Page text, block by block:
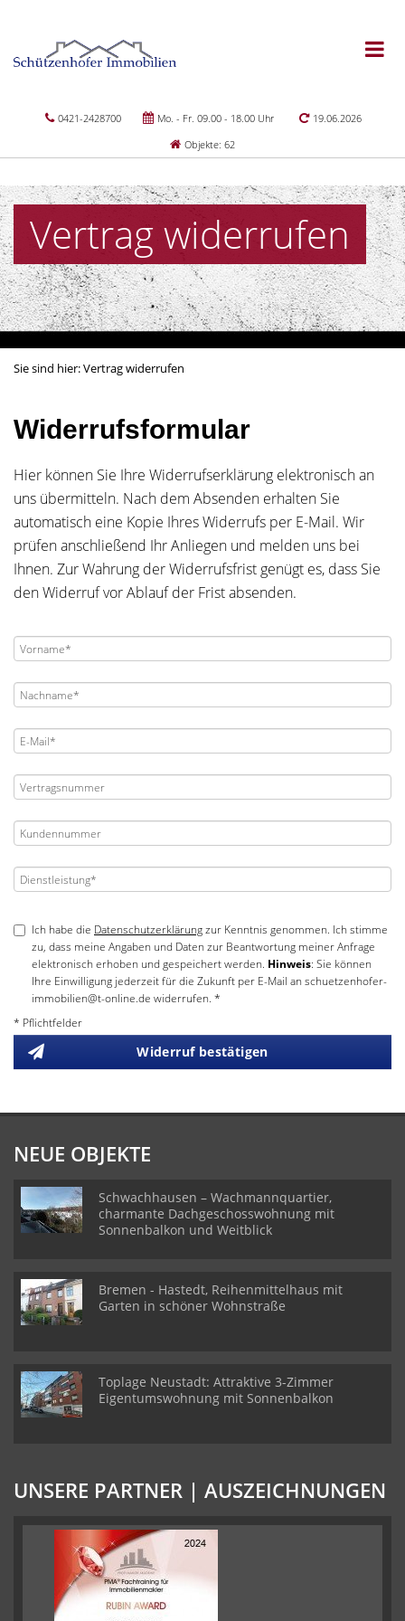
0421-2428700 Mo. - Fr. 09.00 - 18.00 Uhr
19.06.2026
Objekte: 62
Vertrag widerrufen
Sie sind hier:Vertrag widerrufen
Widerrufsformular
Hier können Sie Ihre Widerrufserklärung elektronisch an
uns übermitteln. Nach dem Absenden erhalten Sie
automatisch eine Kopie Ihres Widerrufs per E-Mail. Wir
prüfen anschließend Ihr Anliegen und melden uns bei
Ihnen. Zur Wahrung der Widerrufsfrist genügt es, dass Sie
den Widerruf vor Ablauf der Frist absenden.
Ich habe die Datenschutzerklärungzur Kenntnis genommen. Ich stimme
zu, dass meine Angaben und Daten zur Beantwortung meiner Anfrage
elektronisch erhoben und gespeichert werden. Hinweis: Sie können
Ihre Einwilligung jederzeit für die Zukunft per E-Mail an schuetzenhofer-
immobilien@t-online.de widerrufen. *
* Pflichtfelder
Widerruf bestätigen
NEUE OBJEKTE
Schwachhausen – Wachmannquartier,
charmante Dachgeschosswohnung mit
Sonnenbalkon und Weitblick
Bremen - Hastedt, Reihenmittelhaus mit
Garten in schöner Wohnstraße
Toplage Neustadt: Attraktive 3-Zimmer
Eigentumswohnung mit Sonnenbalkon
UNSERE PARTNER | AUSZEICHNUNGEN